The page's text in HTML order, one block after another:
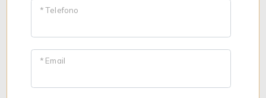
* Telefono
* Email